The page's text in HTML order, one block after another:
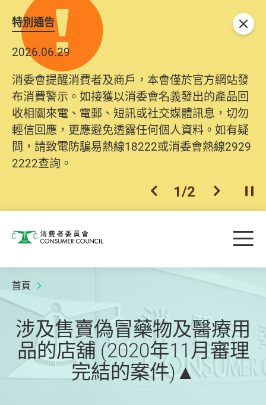
特別通告
2026.06.29
消委會提醒消費者及商戶，本會僅於官方網站發
布消費警示。如接獲以消委會名義發出的產品回
收相關來電、電郵、短訊或社交媒體訊息，切勿
輕信回應，更應避免透露任何個人資料。如有疑
問，請致電防騙易熱線18222或消委會熱線2929
2222查詢。
上一個
1/2 下一個開
關閉
消費者委員會 目
首頁
涉及售賣偽冒藥物及醫療用
品的店舖 (2020年11月審理
完結的案件)▲